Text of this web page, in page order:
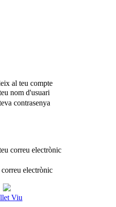
al teu compte
nom d'usuari
contrasenya
correu electrònic
electrònic